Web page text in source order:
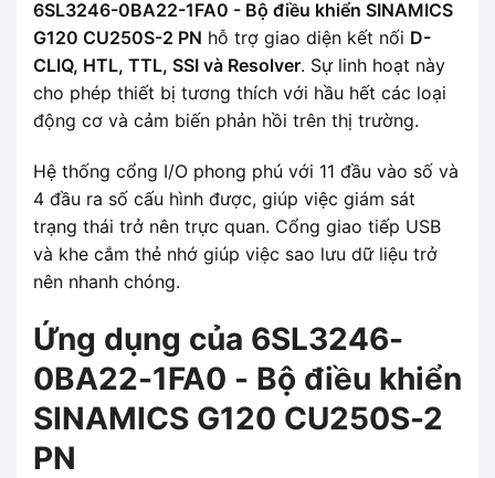
6SL3246-0BA22-1FA0 - Bộ điều khiển SINAMICS
G120 CU250S-2 PN hỗ trợ giao diện kết nối D-
CLIQ, HTL, TTL, SSI và Resolver. Sự linh hoạt này
cho phép thiết bị tương thích với hầu hết các loại
động cơ và cảm biến phản hồi trên thị trường.
Hệ thống cổng I/O phong phú với 11 đầu vào số và
4 đầu ra số cấu hình được, giúp việc giám sát
trạng thái trở nên trực quan. Cổng giao tiếp USB
và khe cắm thẻ nhớ giúp việc sao lưu dữ liệu trở
nên nhanh chóng.
Ứng dụng của 6SL3246-
0BA22-1FA0 - Bộ điều khiển
SINAMICS G120 CU250S-2
PN